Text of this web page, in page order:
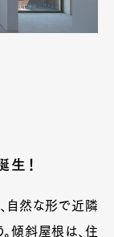
生！
自然な形で近隣
傾斜屋根は、住